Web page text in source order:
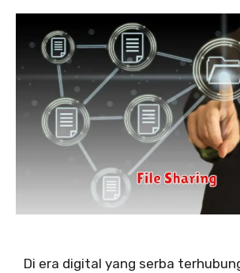
Di era digital yang serba